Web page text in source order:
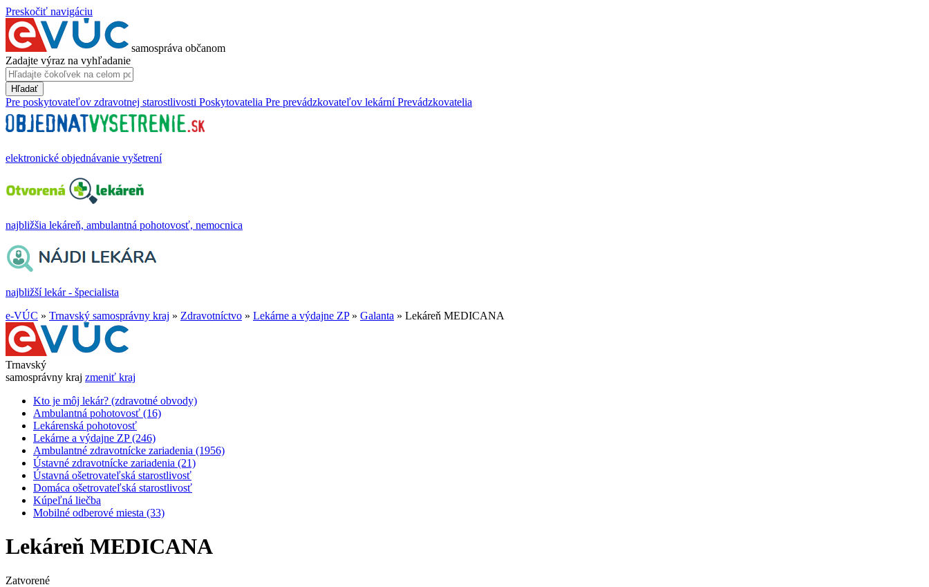
Preskočiť navigáciu
samospráva občanom
Zadajte výraz na vyhľadanie
Hľadať
Pre poskytovateľov zdravotnej starostlivosti Poskytovatelia Pre prevádzkovateľov lekární Prevádzkovatelia
elektronické objednávanie vyšetrení
najbližšia lekáreň, ambulantná pohotovosť, nemocnica
najbližší lekár - špecialista
e-VÚC » Trnavský samosprávny kraj » Zdravotníctvo » Lekárne a výdajne ZP» Galanta » Lekáreň MEDICANA
Trnavský
samosprávny kraj zmeniť kraj
Kto je môj lekár? (zdravotné obvody)
Ambulantná pohotovosť (16)
Lekárenská pohotovosť
Lekárne a výdajne ZP (246)
Ambulantné zdravotnícke zariadenia (1956)
Ústavné zdravotnícke zariadenia (21)
Ústavná ošetrovateľská starostlivosť
Domáca ošetrovateľská starostlivosť
Kúpeľná liečba
Mobilné odberové miesta (33)
Lekáreň MEDICANA
Zatvorené